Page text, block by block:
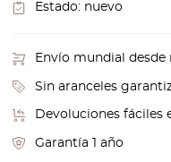
Estado: nuevo
Envío mundial desde
Sin aranceles
Devoluciones fáciles
Garantía 1 año